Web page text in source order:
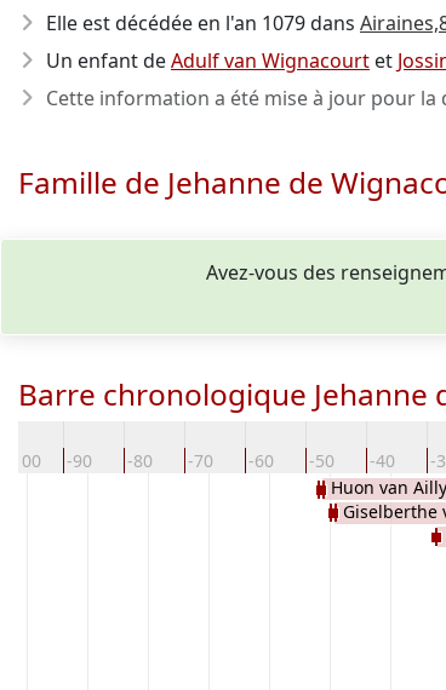
Elle est décédée en l'an 1079dans
Un enfant deAdulf van Wignacourt et
Cette information a été mise à jour pour la
Famille de Jehanne de
Avez-vous des
Barre chronologique Jehanne
-100 -90 -80 -70 -60 -50 -40 -
Huon van Ailly
Giselberthe